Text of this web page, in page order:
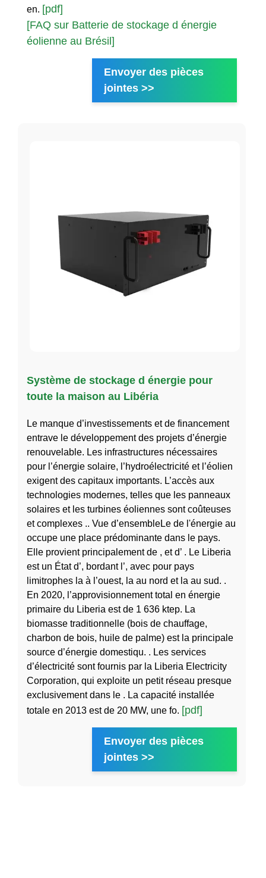
en. [pdf]
[FAQ sur Batterie de stockage d énergie
éolienne au Brésil]
Envoyer des pièces
jointes >>
Système de stockage d énergie pour
toute la maison au Libéria
Le manque d’investissements et de financement
entrave le développement des projets d’énergie
renouvelable. Les infrastructures nécessaires
pour l’énergie solaire, l’hydroélectricité et l’éolien
exigent des capitaux importants. L’accès aux
technologies modernes, telles que les panneaux
solaires et les turbines éoliennes sont coûteuses
et complexes .. Vue d’ensembleLe de l'énergie au
occupe une place prédominante dans le pays.
Elle provient principalement de , et d’ . Le Liberia
est un État d’, bordant l’, avec pour pays
limitrophes la à l’ouest, la au nord et la au sud. .
En 2020, l’approvisionnement total en énergie
primaire du Liberia est de 1 636 ktep. La
biomasse traditionnelle (bois de chauffage,
charbon de bois, huile de palme) est la principale
source d’énergie domestiqu. . Les services
d’électricité sont fournis par la Liberia Electricity
Corporation, qui exploite un petit réseau presque
exclusivement dans le . La capacité installée
totale en 2013 est de 20 MW, une fo. [pdf]
Envoyer des pièces
jointes >>